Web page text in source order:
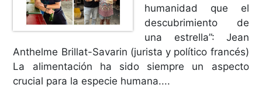
humanidad que el
descubrimiento de
una estrella”: Jean
Anthelme Brillat-Savarin (jurista y político francés)
La alimentación ha sido siempre un aspecto
crucial para la especie humana....